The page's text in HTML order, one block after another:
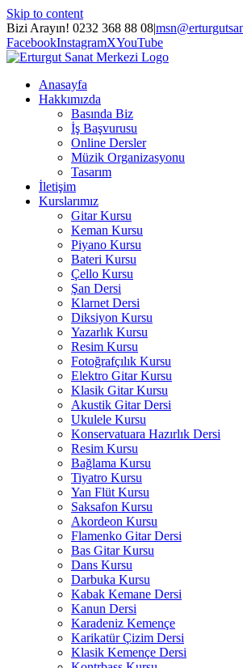
Skip to content
Bizi Arayın! 0232 368 88 08|
FacebookInstagramXYouTube
Anasayfa
Hakkımızda
Basında Biz
İş Başvurusu
Online Dersler
Müzik Organizasyonu
Tasarım
İletişim
Kurslarımız
Gitar Kursu
Keman Kursu
Piyano Kursu
Bateri Kursu
Çello Kursu
Şan Dersi
Klarnet Dersi
Diksiyon Kursu
Yazarlık Kursu
Resim Kursu
Fotoğrafçılık Kursu
Elektro Gitar Kursu
Klasik Gitar Kursu
Akustik Gitar Dersi
Ukulele Kursu
Konservatuara Hazırlık Dersi
Resim Kursu
Bağlama Kursu
Tiyatro Kursu
Yan Flüt Kursu
Saksafon Kursu
Akordeon Kursu
Flamenko Gitar Dersi
Bas Gitar Kursu
Dans Kursu
Darbuka Kursu
Kabak Kemane Dersi
Kanun Dersi
Karadeniz Kemençe
Karikatür Çizim Dersi
Klasik Kemençe Dersi